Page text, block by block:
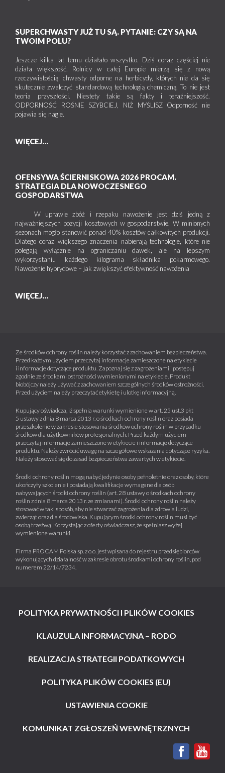
SUPERCHWASTY JUŻ TU SĄ. PYTANIE: CZY SĄ NA
TWOIM POLU?
Jeszcze kilka lat temu działało wszystko. Dziś coraz częściej nie
działa większość. Rolnicy w całej Europie mierzą się z nową
rzeczywistością: chwasty odporne na herbicydy, których nie da się
skutecznie zwalczyć standardową technologią chemiczną. To nie jest
teoria przyszłości. Niestety takie są fakty i teraźniejszość.
ODPORNOŚĆ ROŚNIE SZYBCIEJ, NIŻ MYŚLISZ Odporność nie
pojawia się nagle.
WIĘCEJ...
OFENSYWA ŚCIERNISKOWA 2026 PROCAM.
STRATEGIA DLA NOWOCZESNEGO
GOSPODARSTWA
W uprawie zbóż i rzepaku nawożenie jest dziś jedną z
najważniejszych pozycji kosztowych w gospodarstwie. W minionych
sezonach mogło stanowić ponad 40% kosztów całkowitych produkcji.
Dlatego coraz większego znaczenia nabierają technologie, które nie
polegają wyłącznie na ograniczaniu dawek, ale na lepszym
wykorzystaniu każdego kilograma składnika pokarmowego.
Nawożenie hybrydowe – jak zwiększyć efektywność nawożenia
WIĘCEJ...
Ze środków ochrony roślin należy korzystać z zachowaniem bezpieczeństwa.
Przed każdym użyciem przeczytaj informacje zamieszczone na etykiecie
i informacje dotyczące produktu. Zapoznaj się z zagrożeniami i postępuj
zgodnie ze środkami ostrożności wymienionymi na etykiecie. Produkt
biobójczy należy używać z zachowaniem szczególnych środków ostrożności.
Przed użyciem należy przeczytać etykietę i ulotkę informacyjną.
Kupujący oświadcza, iż spełnia warunki wymienione w art. 25 ust.3 pkt
5 ustawy z dnia 8 marca 2013 r. o środkach ochrony roślin oraz posiada
przeszkolenie w zakresie stosowania środków ochrony roślin w przypadku
środków dla użytkowników profesjonalnych. Przed każdym użyciem
przeczytaj informacje zamieszczone w etykiecie i informacje dotyczące
produktu. Należy zwrócić uwagę na szczegółowe wskazania dotyczące ryzyka.
Należy stosować się do zasad bezpieczeństwa zawartych w etykiecie.
Środki ochrony roślin mogą nabyć jedynie osoby pełnoletnie oraz osoby, które
ukończyły szkolenie i posiadają kwalifikacje wymagane dla osób
nabywających środki ochrony roślin (art. 28 ustawy o środkach ochrony
roślin z dnia 8 marca 2013 r. ze zmianami). Środki ochrony roślin należy
stosować w taki sposób, aby nie stwarzać zagrożenia dla zdrowia ludzi,
zwierząt oraz dla środowiska. Kupującym środki ochrony roślin musi być
osobą trzeźwą. Korzystając z oferty oświadczasz, że spełniasz wyżej
wymienione warunki.
Firma PROCAM Polska sp. z o.o. jest wpisana do rejestru przedsiębiorców
wykonujących działalność w zakresie obrotu środkami ochrony roślin, pod
numerem 22/14/7234.
POLITYKA PRYWATNOŚCI I PLIKÓW COOKIES
KLAUZULA INFORMACYJNA – RODO
REALIZACJA STRATEGII PODATKOWYCH
POLITYKA PLIKÓW COOKIES (EU)
USTAWIENIA COOKIE
KOMUNIKAT ZGŁOSZEŃ WEWNĘTRZNYCH